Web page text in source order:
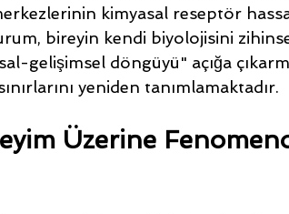
kimyasal reseptör
bireyin kendi biyolojisini
gelişimsel döngüyü" açığa
yeniden tanımlamaktadır.
Üzerine